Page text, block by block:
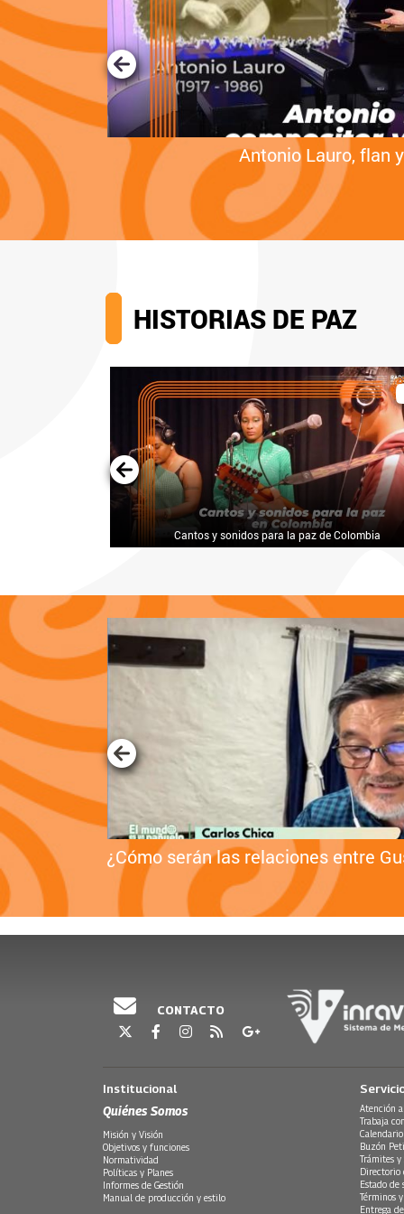
la boca Antonio Lauro, flan
HISTORIAS DE PAZ
Cantos y sonidos para la paz de Colombia
¿Cómo serán las relaciones entre
CONTACTO
Institucional
Quiénes Somos
Misión y Visión
Objetivos y funciones
Normatividad
Políticas y Planes
Informes de Gestión
Manual de producción y estilo
Atención
Trabaja
Buzón
Trámites y
Directorio
Estado de
Términos
Entrega